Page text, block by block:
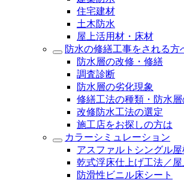
住宅建材
土木防水
屋上活用材・床材
防水の修繕工事をされる方
防水層の改修・修繕
調査診断
防水層の劣化現象
修繕工法の種類・防水
改修防水工法の選定
施工店をお探しの方は
カラーシミュレーション
アスファルトシングル
乾式浮床仕上げ工法／
防滑性ビニル床シート